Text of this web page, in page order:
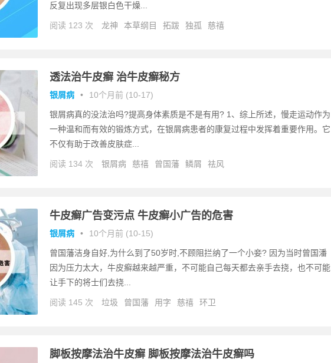
反复出现多层银白色干燥...
阅读 123 次 龙神 本草纲目 拓跋 独孤 慈禧
透法治牛皮癣 治牛皮癣秘方
银屑病 • 10个月前 (10-17)
银屑病真的没法治吗?提高身体素质是不是有用? 1、综上所述，慢走运动作为
一种温和而有效的锻炼方式，在银屑病患者的康复过程中发挥着重要作用。它
不仅有助于改善皮肤症...
阅读 134 次 银屑病 慈禧 曾国藩 鳞屑 祛风
牛皮癣广告变污点 牛皮癣小广告的危害
银屑病 • 10个月前 (10-15)
曾国藩洁身自好,为什么到了50岁时,不顾阻拦纳了一个小妾? 因为当时曾国潘
因为压力太大，牛皮癣越来越严重，不可能自己每天都去亲手去挠，也不可能
让手下的将士们去挠...
阅读 145 次 垃圾 曾国藩 用字 慈禧 环卫
脚板按摩法治牛皮癣 脚板按摩法治牛皮癣吗